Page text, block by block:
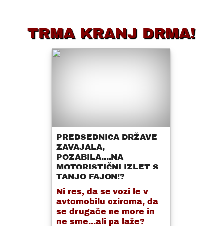
TRMA KRANJ DRMA!
PREDSEDNICA DRŽAVE
ZAVAJALA,
POZABILA....NA
MOTORISTIČNI IZLET S
TANJO FAJON!?
Ni res, da se vozi le v
avtomobilu oziroma, da
se drugače ne more in
ne sme...ali pa laže?